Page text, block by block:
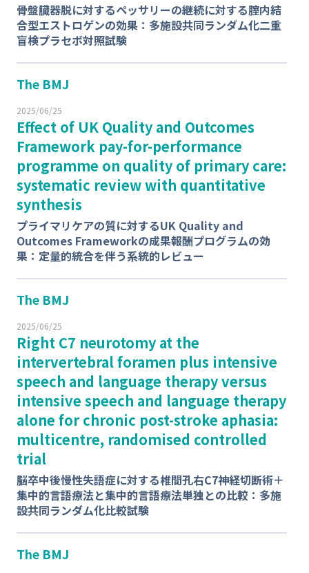
⾻盤臓器脱に対するペッサリーの継続に対する腟内結
合型エストロゲンの効果：多施設共同ランダム化⼆重
盲検プラセボ対照試験
The BMJ
2025/06/25
Effect of UK Quality and Outcomes
Framework pay-for-performance
programme on quality of primary care:
systematic review with quantitative
synthesis
プライマリケアの質に対するUK Quality and
Outcomes Frameworkの成果報酬プログラムの効
果：定量的統合を伴う系統的レビュー
The BMJ
2025/06/25
Right C7 neurotomy at the
intervertebral foramen plus intensive
speech and language therapy versus
intensive speech and language therapy
alone for chronic post-stroke aphasia:
multicentre, randomised controlled
trial
脳卒中後慢性失語症に対する椎間孔右C7神経切断術＋
集中的⾔語療法と集中的⾔語療法単独との⽐較：多施
設共同ランダム化⽐較試験
The BMJ